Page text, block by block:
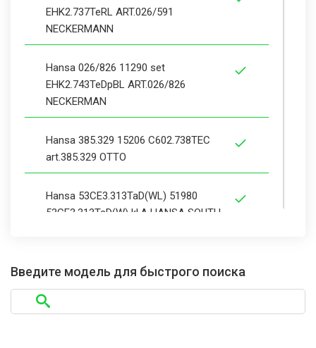
EHK2.737TeRL ART.026/591
NECKERMANN
Hansa 026/826 11290 set
EHK2.743TeDpBL ART.026/826
NECKERMAN
Hansa 385.329 15206 C602.738TEC
art.385.329 OTTO
Hansa 53CE3.313TaD(WL) 51980
53CE3.313TaD(W) kl.A HANSA SOUTH
53EE3.37TaD(W) kl.A HANSA SOUTH
Hansa 726.929 11240 set
Введите модель для быстрого поиска